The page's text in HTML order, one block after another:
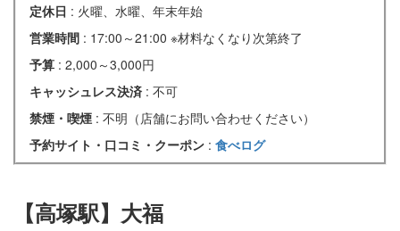
定休日 : 火曜、水曜、年末年始
営業時間 : 17:00～21:00 ※材料なくなり次第終了
予算 : 2,000～3,000円
キャッシュレス決済 : 不可
禁煙・喫煙 : 不明（店舗にお問い合わせください）
予約サイト・口コミ・クーポン : 食べログ
【高塚駅】大福